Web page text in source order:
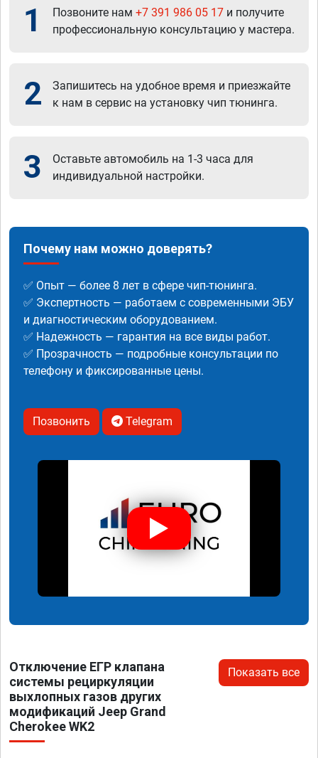
1 Позвоните нам +7 391 986 05 17 и получите
профессиональную консультацию у мастера.
2
Запишитесь на удобное время и приезжайте
к нам в сервис на установку чип тюнинга.
3
Оставьте автомобиль на 1-3 часа для
индивидуальной настройки.
Почему нам можно доверять?
✅ Опыт — более 8 лет в сфере чип-тюнинга.
✅ Экспертность — работаем с современными ЭБУ
и диагностическим оборудованием.
✅ Надежность — гарантия на все виды работ.
✅ Прозрачность — подробные консультации по
телефону и фиксированные цены.
Позвонить Telegram
Отключение ЕГР клапана
системы рециркуляции
выхлопных газов других
модификаций Jeep Grand
Cherokee WK2
Показать все